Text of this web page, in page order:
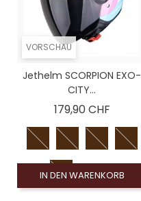
VORSCHAU
Jethelm SCORPION EXO-
CITY...
179,90 CHFPreis
IN DEN WARENKORB